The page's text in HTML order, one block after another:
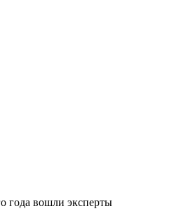
года вошли эксперты